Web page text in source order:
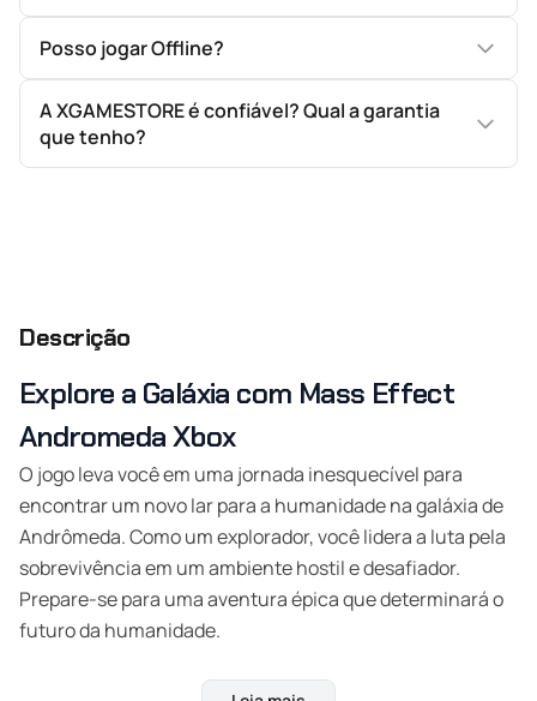
Posso jogar Offline?
A XGAMESTORE é confiável? Qual a garantia
que tenho?
Descrição
Explore a Galáxia com Mass Effect
Andromeda Xbox
O jogo leva você em uma jornada inesquecível para
encontrar um novo lar para a humanidade na galáxia de
Andrômeda. Como um explorador, você lidera a luta pela
sobrevivência em um ambiente hostil e desafiador.
Prepare-se para uma aventura épica que determinará o
futuro da humanidade.
Características e Benefícios do Jogo